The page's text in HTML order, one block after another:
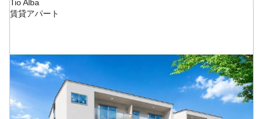
Tio Alba
賃貸アパート